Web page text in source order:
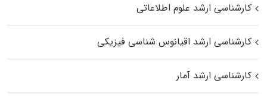
کارشناسی ارشد علوم اطلاعاتی
کارشناسی ارشد اقیانوس‌ شناسی فیزیکی
کارشناسی ارشد آمار